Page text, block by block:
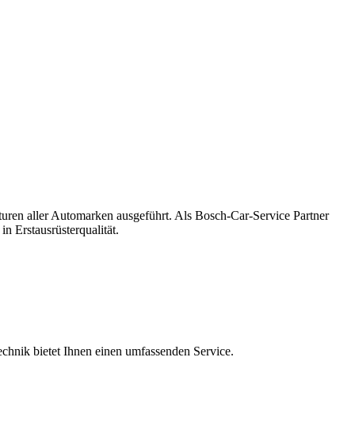
aller Automarken ausgeführt. Als Bosch-Car-Service Partner
Erstausrüsterqualität.
bietet Ihnen einen umfassenden Service.